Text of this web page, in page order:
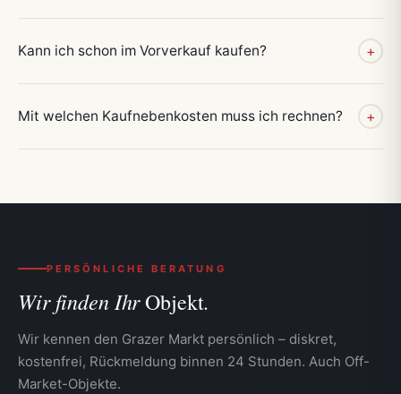
Kann ich schon im Vorverkauf kaufen? +
Mit welchen Kaufnebenkosten muss ich rechnen? +
PERSÖNLICHE BERATUNG
Wir finden IhrObjekt.
Wir kennen den Grazer Markt persönlich – diskret,
kostenfrei, Rückmeldung binnen 24 Stunden. Auch Off-
Market-Objekte.